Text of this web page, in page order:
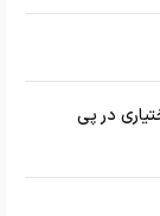
در پی